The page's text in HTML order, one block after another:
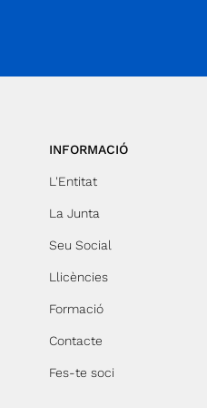
INFORMACIÓ
L'Entitat
La Junta
Seu Social
Llicències
Formació
Contacte
Fes-te soci